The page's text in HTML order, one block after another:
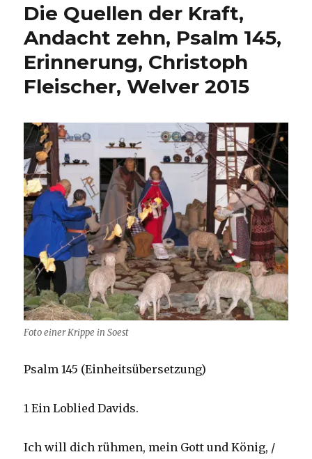
Rezension
Christoph
Fleischer,
Welver
2018
Die Quellen der Kraft,
Andacht zehn, Psalm 145,
Erinnerung, Christoph
Fleischer, Welver 2015
Foto einer Krippe in Soest
Psalm 145 (Einheitsübersetzung)
1 Ein Loblied Davids.
Ich will dich rühmen, mein Gott und König, /